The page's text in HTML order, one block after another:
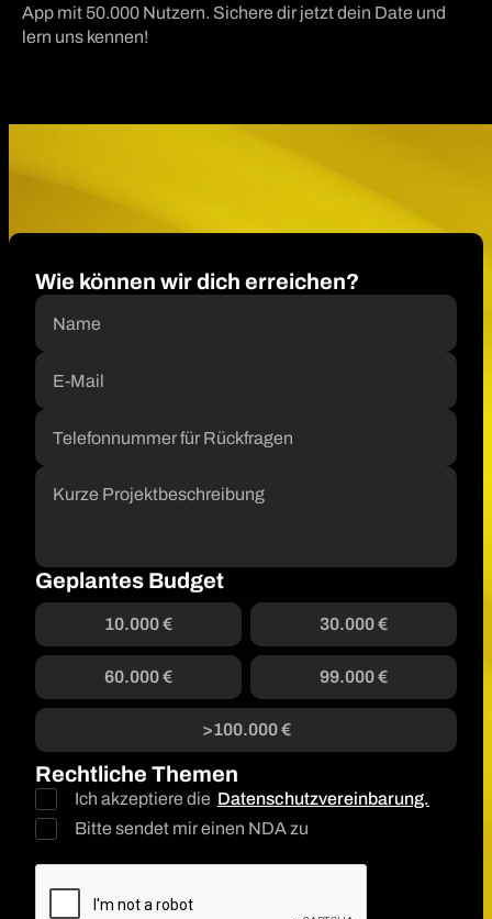
App mit 50.000 Nutzern. Sichere dir jetzt dein Date und
lern uns kennen!
Wie können wir dich erreichen?
Geplantes Budget
10.000 € 30.000 €
60.000 € 99.000 €
>100.000 €
Rechtliche Themen
Ich akzeptiere die Datenschutzvereinbarung.
Bitte sendet mir einen NDA zu